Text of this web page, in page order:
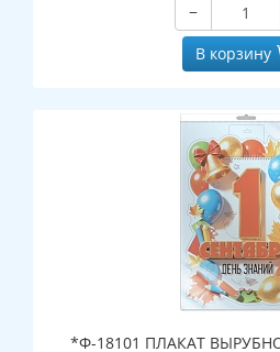
−
В корзину
*Ф-18101 ПЛАКАТ